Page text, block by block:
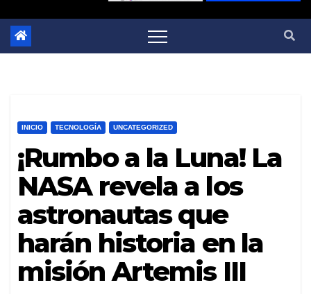
INICIO TECNOLOGÍA UNCATEGORIZED
¡Rumbo a la Luna! La
NASA revela a los
astronautas que
harán historia en la
misión Artemis III